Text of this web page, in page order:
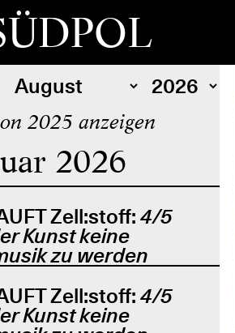
2025 anzeigen
2026
Zell:stoff: 4/5
Kunst keine
zu werden
Zell:stoff: 4/5
Kunst keine